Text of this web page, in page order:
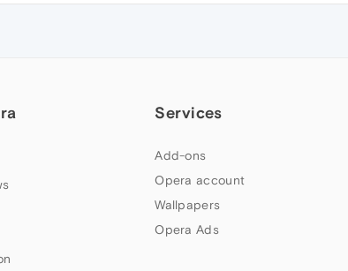
Services
Add-ons
Opera account
Wallpapers
Opera Ads